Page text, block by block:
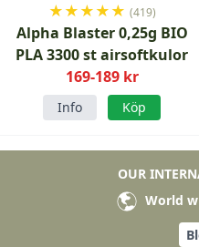
★★★★★ (419)
Alpha Blaster 0,25g BIO
PLA 3300 st airsoftkulor
169-189 kr
Info Köp
OUR
World